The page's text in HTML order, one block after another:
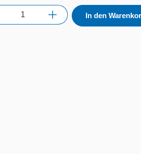
In den